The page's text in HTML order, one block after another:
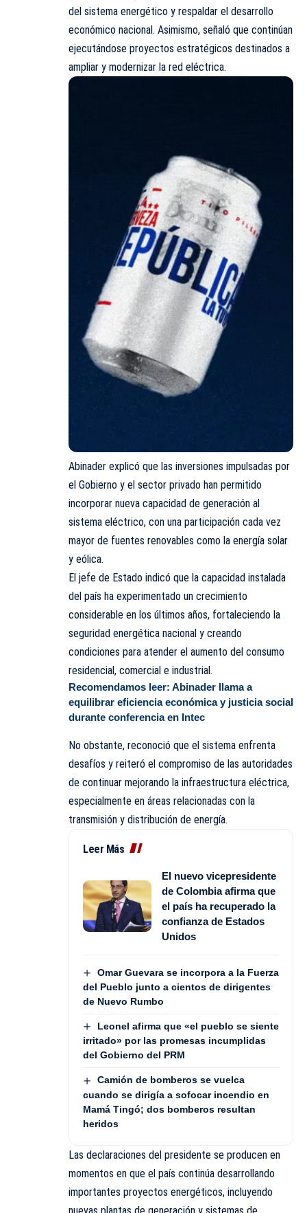
del sistema energético y respaldar el desarrollo
económico nacional. Asimismo, señaló que continúan
ejecutándose proyectos estratégicos destinados a
ampliar y modernizar la red eléctrica.
Abinader explicó que las inversiones impulsadas por
el Gobierno y el sector privado han permitido
incorporar nueva capacidad de generación al
sistema eléctrico, con una participación cada vez
mayor de fuentes renovables como la energía solar
y eólica.
El jefe de Estado indicó que la capacidad instalada
del país ha experimentado un crecimiento
considerable en los últimos años, fortaleciendo la
seguridad energética nacional y creando
condiciones para atender el aumento del consumo
residencial, comercial e industrial.
Recomendamos leer: Abinader llama a
equilibrar eficiencia económica y justicia social
durante conferencia en Intec
No obstante, reconoció que el sistema enfrenta
desafíos y reiteró el compromiso de las autoridades
de continuar mejorando la infraestructura eléctrica,
especialmente en áreas relacionadas con la
transmisión y distribución de energía.
Leer Más
El nuevo vicepresidente
de Colombia afirma que
el país ha recuperado la
confianza de Estados
Unidos
Omar Guevara se incorpora a la Fuerza
del Pueblo junto a cientos de dirigentes
de Nuevo Rumbo
Leonel afirma que «el pueblo se siente
irritado» por las promesas incumplidas
del Gobierno del PRM
Camión de bomberos se vuelca
cuando se dirigía a sofocar incendio en
Mamá Tingó; dos bomberos resultan
heridos
Las declaraciones del presidente se producen en
momentos en que el país continúa desarrollando
importantes proyectos energéticos, incluyendo
nuevas plantas de generación y sistemas de